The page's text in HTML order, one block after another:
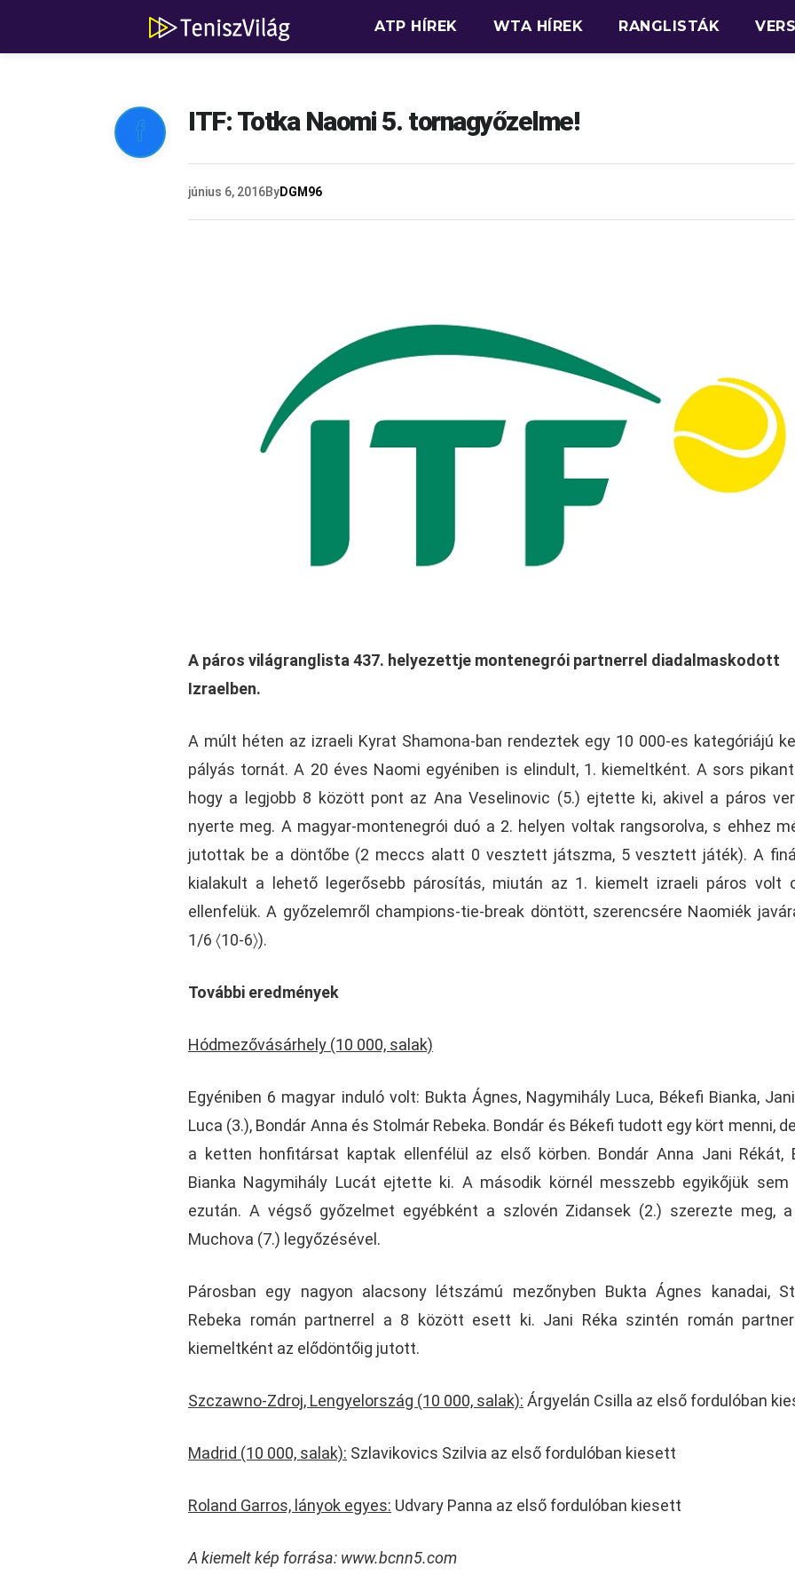
ATP HÍREK WTA HÍREK RANGLISTÁK
 ITF: Totka Naomi 5. tornagyőzelme!
június 6, 2016ByDGM96
A páros világranglista 437. helyezettje montenegrói partnerrel diadalmaskodott
Izraelben.
A múlt héten az izraeli Kyrat Shamona-ban rendeztek egy 10 000-es kategóriájú
pályás tornát. A 20 éves Naomi egyéniben is elindult, 1. kiemeltként. A sors
hogy a legjobb 8 között pont az Ana Veselinovic (5.) ejtette ki, akivel a páros
nyerte meg. A magyar-montenegrói duó a 2. helyen voltak rangsorolva, s ehhez
jutottak be a döntőbe (2 meccs alatt 0 vesztett játszma, 5 vesztett játék). A
kialakult a lehető legerősebb párosítás, miután az 1. kiemelt izraeli páros volt
ellenfelük. A győzelemről champions-tie-break döntött, szerencsére Naomiék
1/6 〈10-6〉).
További eredmények
Hódmezővásárhely (10 000, salak)
Egyéniben 6 magyar induló volt: Bukta Ágnes, Nagymihály Luca, Békefi Bianka,
Luca (3.), Bondár Anna és Stolmár Rebeka. Bondár és Békefi tudott egy kört menni,
a ketten honfitársat kaptak ellenfélül az első körben. Bondár Anna Jani Rékát,
Bianka Nagymihály Lucát ejtette ki. A második körnél messzebb egyikőjük
ezután. A végső győzelmet egyébként a szlovén Zidansek (2.) szerezte meg,
Muchova (7.) legyőzésével.
Párosban egy nagyon alacsony létszámú mezőnyben Bukta Ágnes kanadai,
Rebeka román partnerrel a 8 között esett ki. Jani Réka szintén román
kiemeltként az elődöntőig jutott.
Szczawno-Zdroj, Lengyelország (10 000, salak): Árgyelán Csilla az első fordulóban
Madrid (10 000, salak): Szlavikovics Szilvia az első fordulóban kiesett
Roland Garros, lányok egyes: Udvary Panna az első fordulóban kiesett
A kiemelt kép forrása: www.bcnn5.com